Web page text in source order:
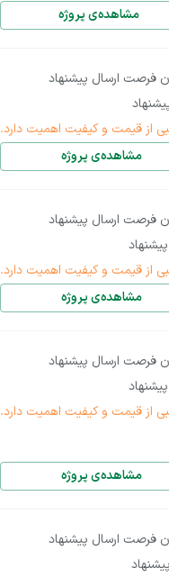
مشاهده‌ی پروژه
فرصت ارسال پیشنهاد
از قیمت و کیفیت اهمیت دارد.
مشاهده‌ی پروژه
فرصت ارسال پیشنهاد
پیشنهاد
از قیمت و کیفیت اهمیت دارد.
مشاهده‌ی پروژه
فرصت ارسال پیشنهاد
پیشنهاد
از قیمت و کیفیت اهمیت دارد.
مشاهده‌ی پروژه
فرصت ارسال پیشنهاد
پیشنهاد